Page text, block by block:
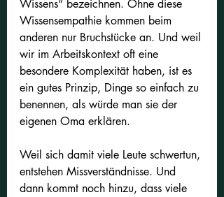
Wissens“ bezeichnen. Ohne diese
Wissensempathie kommen beim
anderen nur Bruchstücke an. Und weil
wir im Arbeitskontext oft eine
besondere Komplexität haben, ist es
ein gutes Prinzip, Dinge so einfach zu
benennen, als würde man sie der
eigenen Oma erklären.
Weil sich damit viele Leute schwertun,
entstehen Missverständnisse. Und
dann kommt noch hinzu, dass viele